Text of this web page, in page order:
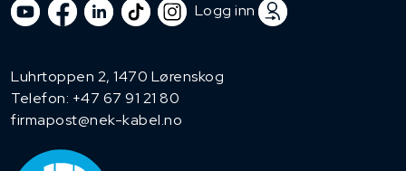
Logg inn
Luhrtoppen 2, 1470 Lørenskog
Telefon: +47 67 91 21 80
firmapost@nek-kabel.no